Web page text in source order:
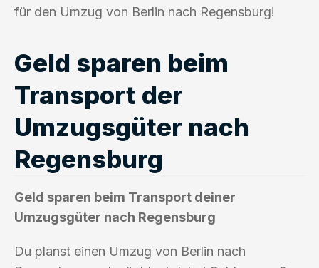
für den Umzug von Berlin nach Regensburg!
Geld sparen beim
Transport der
Umzugsgüter nach
Regensburg
Geld sparen beim Transport deiner
Umzugsgüter nach Regensburg
Du planst einen Umzug von Berlin nach